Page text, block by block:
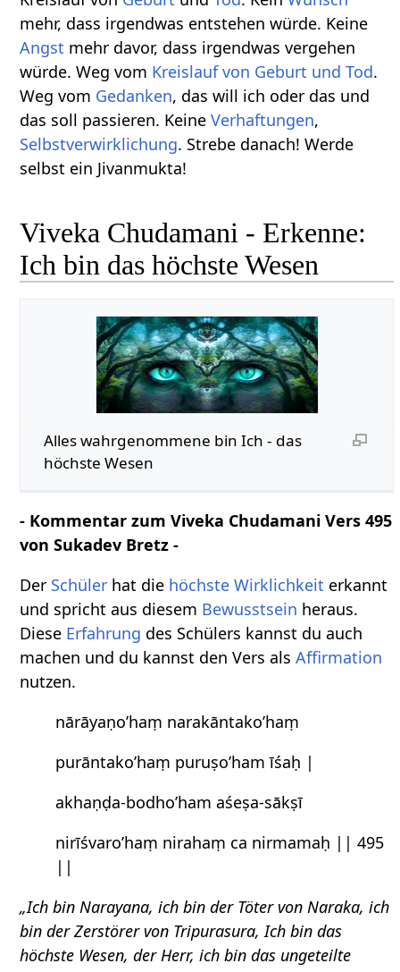
mehr, dass irgendwas entstehen würde. Keine
Angst mehr davor, dass irgendwas vergehen
würde. Weg vom Kreislauf von Geburt und Tod.
Weg vom Gedanken, das will ich oder das und
das soll passieren. KeineVerhaftungen,
Selbstverwirklichung. Strebe danach! Werde
selbst ein Jivanmukta!
Viveka Chudamani - Erkenne:
Ich bin das höchste Wesen
Alles wahrgenommene bin Ich - das
höchste Wesen
- Kommentar zum Viveka Chudamani Vers 495
von Sukadev Bretz -
Der Schüler hat die höchste Wirklichkeit erkannt
und spricht aus diesem Bewusstsein heraus.
Diese Erfahrung des Schülers kannst du auch
machen und du kannst den Vers alsAffirmation
nutzen.
nārāyaṇo’haṃ narakāntako’haṃ
purāntako’haṃ puruṣo’ham īśaḥ |
akhaṇḍa-bodho’ham aśeṣa-sākṣī
nirīśvaro’haṃ nirahaṃ ca nirmamaḥ || 495
||
„Ich bin Narayana, ich bin der Töter von Naraka, ich
bin der Zerstörer von Tripurasura, Ich bin das
höchste Wesen, der Herr, ich bin das ungeteilte